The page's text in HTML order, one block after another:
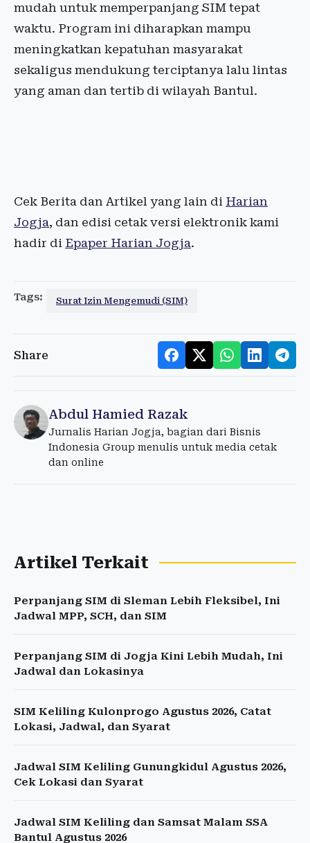
mudah untuk memperpanjang SIM tepat
waktu. Program ini diharapkan mampu
meningkatkan kepatuhan masyarakat
sekaligus mendukung terciptanya lalu lintas
yang aman dan tertib di wilayah Bantul.
Cek Berita dan Artikel yang lain di Harian
Jogja, dan edisi cetak versi elektronik kami
hadir di Epaper Harian Jogja.
Tags: Surat Izin Mengemudi (SIM)
Share
Abdul Hamied Razak
Jurnalis Harian Jogja, bagian dari Bisnis
Indonesia Group menulis untuk media cetak
dan online
Artikel Terkait
Perpanjang SIM di Sleman Lebih Fleksibel, Ini
Jadwal MPP, SCH, dan SIM
Perpanjang SIM di Jogja Kini Lebih Mudah, Ini
Jadwal dan Lokasinya
SIM Keliling Kulonprogo Agustus 2026, Catat
Lokasi, Jadwal, dan Syarat
Jadwal SIM Keliling Gunungkidul Agustus 2026,
Cek Lokasi dan Syarat
Jadwal SIM Keliling dan Samsat Malam SSA
Bantul Agustus 2026